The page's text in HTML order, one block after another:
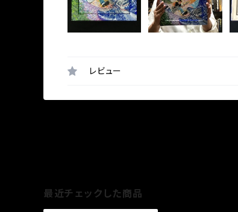
レビュー
最近チェックした商品